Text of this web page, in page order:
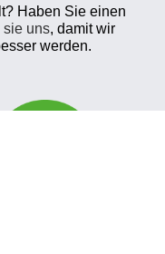
Haben Sie einen
sie uns, damit wir
werden.